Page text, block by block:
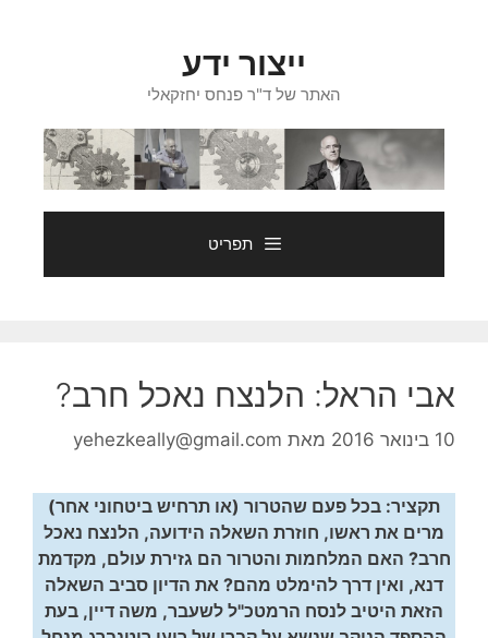
ייצור ידע
האתר של ד"ר פנחס יחזקאלי
תפריט
אבי הראל: הלנצח נאכל חרב?
10 בינואר 2016 מאת yehezkeally@gmail.com
תקציר: בכל פעם שהטרור (או תרחיש ביטחוני אחר)
מרים את ראשו, חוזרת השאלה הידועה, הלנצח נאכל
חרב? האם המלחמות והטרור הם גזירת עולם, מקדמת
דנא, ואין דרך להימלט מהם? את הדיון סביב השאלה
הזאת היטיב לנסח הרמטכ"ל לשעבר, משה דיין, בעת